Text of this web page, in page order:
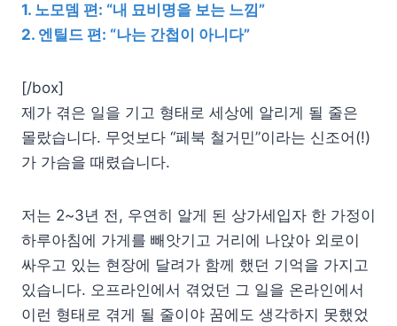
1. 노모뎀 편: “내 묘비명을 보는 느낌”
2. 엔틸드 편: “나는 간첩이 아니다”
[/box]
제가 겪은 일을 기고 형태로 세상에 알리게 될 줄은
몰랐습니다. 무엇보다 “페북 철거민”이라는 신조어(!)
가 가슴을 때렸습니다.
저는 2~3년 전, 우연히 알게 된 상가세입자 한 가정이
하루아침에 가게를 빼앗기고 거리에 나앉아 외로이
싸우고 있는 현장에 달려가 함께 했던 기억을 가지고
있습니다. 오프라인에서 겪었던 그 일을 온라인에서
이런 형태로 겪게 될 줄이야 꿈에도 생각하지 못했었